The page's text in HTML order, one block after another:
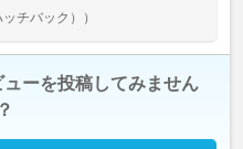
チバック））
ーを投稿してみません